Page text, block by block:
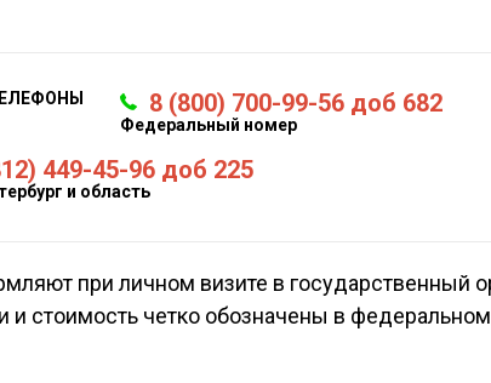
8 (800) 700-99-56 доб 682
Федеральный номер
449-45-96 доб 225
и область
при личном визите в государственный
стоимость четко обозначены в федеральном